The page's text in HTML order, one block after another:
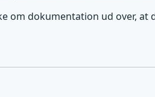
om dokumentation ud over, at